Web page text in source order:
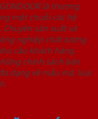
là thương
một chuỗi các hệ
Chuyên sản xuất và
nghiệp chất lượng
cầu khách hàng.
chính sách bán
dạng về mẫu mã, loại